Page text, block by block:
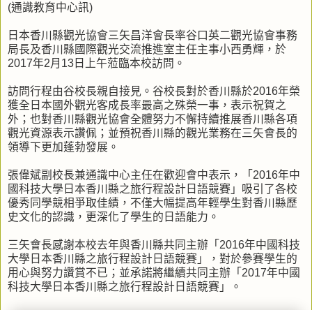
(通識教育中心訊)
日本香川縣觀光協會三矢昌洋會長率谷口英二觀光協會事務
局長及香川縣國際觀光交流推進室主任主事小西勇輝，於
2017年2月13日上午蒞臨本校訪問。
訪問行程由谷校長親自接見。谷校長對於香川縣於2016年榮
獲全日本國外觀光客成長率最高之殊榮一事，表示祝賀之
外；也對香川縣觀光協會全體努力不懈持續推展香川縣各項
觀光資源表示讚佩；並預祝香川縣的觀光業務在三矢會長的
領導下更加蓬勃發展。
張偉斌副校長兼通識中心主任在歡迎會中表示，「2016年中
國科技大學日本香川縣之旅行程設計日語競賽」吸引了各校
優秀同學競相爭取佳績，不僅大幅提高年輕學生對香川縣歷
史文化的認識，更深化了學生的日語能力。
三矢會長感謝本校去年與香川縣共同主辦「2016年中國科技
大學日本香川縣之旅行程設計日語競賽」，對於參賽學生的
用心與努力讚賞不已；並承諾將繼續共同主辦「2017年中國
科技大學日本香川縣之旅行程設計日語競賽」。